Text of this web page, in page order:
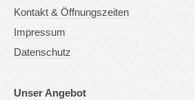
Kontakt & Öffnungszeiten
Impressum
Datenschutz
Unser Angebot